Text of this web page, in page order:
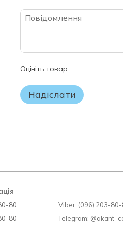
продажу. Ми зобов'язуємося
УВАГА!
замовленню.
Якщо Ви не впевнені у виборі
заводського упаковання матрац
Оцініть товар
Надіслати
80
80
Viber: (096) 203-
Telegram: